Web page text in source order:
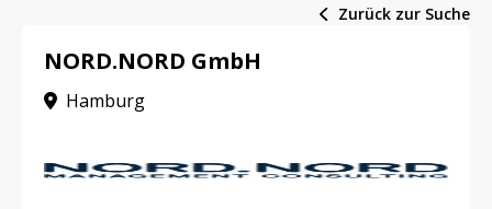
Zurück zur Suche
NORD.NORD GmbH
Hamburg